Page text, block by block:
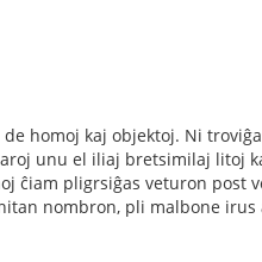
homoj kaj objektoj. Ni
unu el iliaj bretsimilaj litoj
ĉiam pligrsiĝas veturon
nombron, pli malbone